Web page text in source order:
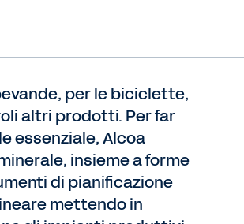
per le biciclette,
altri prodotti. Per far
essenziale, Alcoa
insieme a forme
di pianificazione
mettendo in